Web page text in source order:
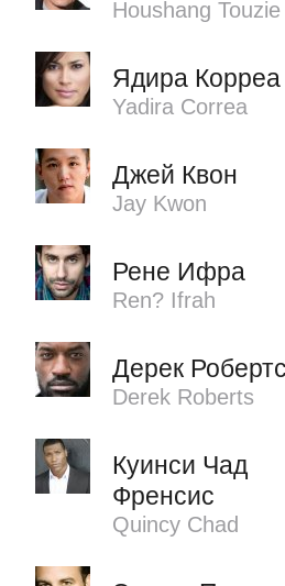
Houshang Touzie
Ядира Корреа
Yadira Correa
Джей Квон
Jay Kwon
Рене Ифра
Ren? Ifrah
Дерек
Derek Roberts
Куинси Чад
Френсис
Quincy Chad